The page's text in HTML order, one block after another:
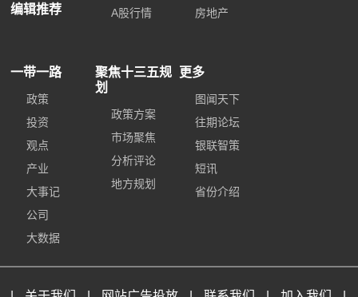
编辑推荐 A股行情
房地产
一带一路
政策
投资
观点
产业
大事记
公司
大数据
聚焦十三五规
划
政策方案
市场聚焦
分析评论
地方规划
更多
图闻天下
往期论坛
银联智策
短讯
省份介绍